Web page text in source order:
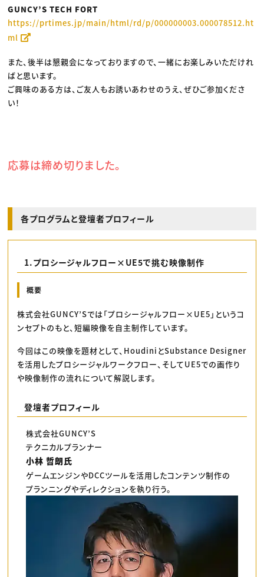
GUNCY’S TECH FORT
https://prtimes.jp/main/html/rd/p/000000003.000078512.ht
ml
また、後半は懇親会になっておりますので、一緒にお楽しみいただけれ
ばと思います。
ご興味のある方は、ご友人もお誘いあわせのうえ、ぜひご参加くださ
い！
応募は締め切りました。
各プログラムと登壇者プロフィール
1.プロシージャルフロー×UE5で挑む映像制作
概要
株式会社GUNCY’Sでは「プロシージャルフロー×UE5」というコ
ンセプトのもと、短編映像を自主制作しています。
今回はこの映像を題材として、HoudiniとSubstance Designer
を活用したプロシージャルワークフロー、そしてUE5での画作り
や映像制作の流れについて解説します。
登壇者プロフィール
株式会社GUNCY’S
テクニカルプランナー
小林 哲朗氏
ゲームエンジンやDCCツールを活用したコンテンツ制作の
プランニングやディレクションを執り行う。